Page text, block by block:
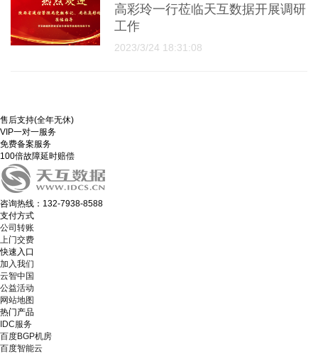
高彩玲一行莅临天互数据开展调研
工作
2023/3/24 18:31:08
售后支持(全年无休)
VIP一对一服务
免费备案服务
100倍故障延时赔偿
咨询热线：132-7938-8588
支付方式
公司转账
上门交费
快速入口
加入我们
云智中国
公益活动
网站地图
热门产品
IDC服务
百度BGP机房
百度智能云